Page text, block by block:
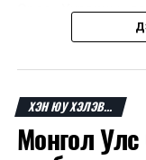
Орос, Украины
үнийн өсөлт
дахин өсөж, ОХУ
авах шатахууны
Иймд дотоодын
ХЭН ЮУ ХЭЛЭВ...
Монгол Улс